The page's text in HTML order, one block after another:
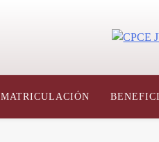
MATRICULACIÓN